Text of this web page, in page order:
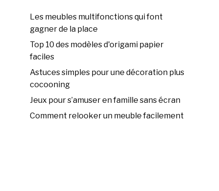
Les meubles multifonctions qui font
gagner de la place
Top 10 des modèles d'origami papier
faciles
Astuces simples pour une décoration plus
cocooning
Jeux pour s’amuser en famille sans écran
Comment relooker un meuble facilement